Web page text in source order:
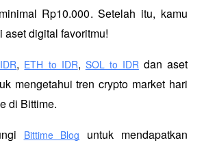
Rp10.000. Setelah itu, kamu
digital favoritmu!
, ETH to IDR, SOL to IDR dan aset
mengetahui tren crypto market hari
di Bittime.
Bittime Blog
untuk mendapatkan